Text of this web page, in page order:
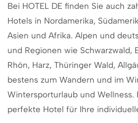
Bei HOTEL DE finden Sie auch
Hotels in Nordamerika,
Asien und Afrika. Alpen und
und Regionen wie Schwarzwald,
Rhön, Harz, Thüringer Wald,
bestens zum Wandern und im
Wintersporturlaub und Wellness.
perfekte Hotel für Ihre